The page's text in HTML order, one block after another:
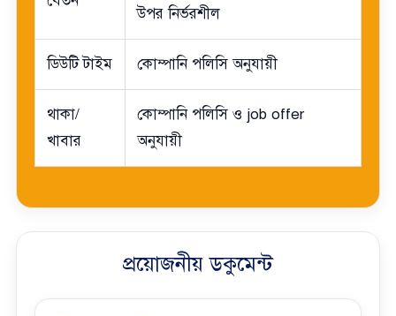
উপর নির্ভরশীল
ডিউটি টাইম কোম্পানি পলিসি অনুযায়ী
থাকা/
খাবার
কোম্পানি পলিসি ও job offer
অনুযায়ী
প্রয়োজনীয় ডকুমেন্ট